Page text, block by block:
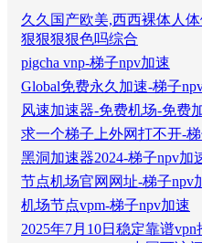
久久国产欧美,西西裸体人
狠狠狠狠色吗综合
pigcha vnp-梯子npv加速
Global免费永久加速-梯子
风速加速器-免费机场-免费
求一个梯子上外网打不开-
黑洞加速器2024-梯子npv加
节点机场官网网址-梯子npv
机场节点vpm-梯子npv加速
2025年7月10日稳定靠谱vpn